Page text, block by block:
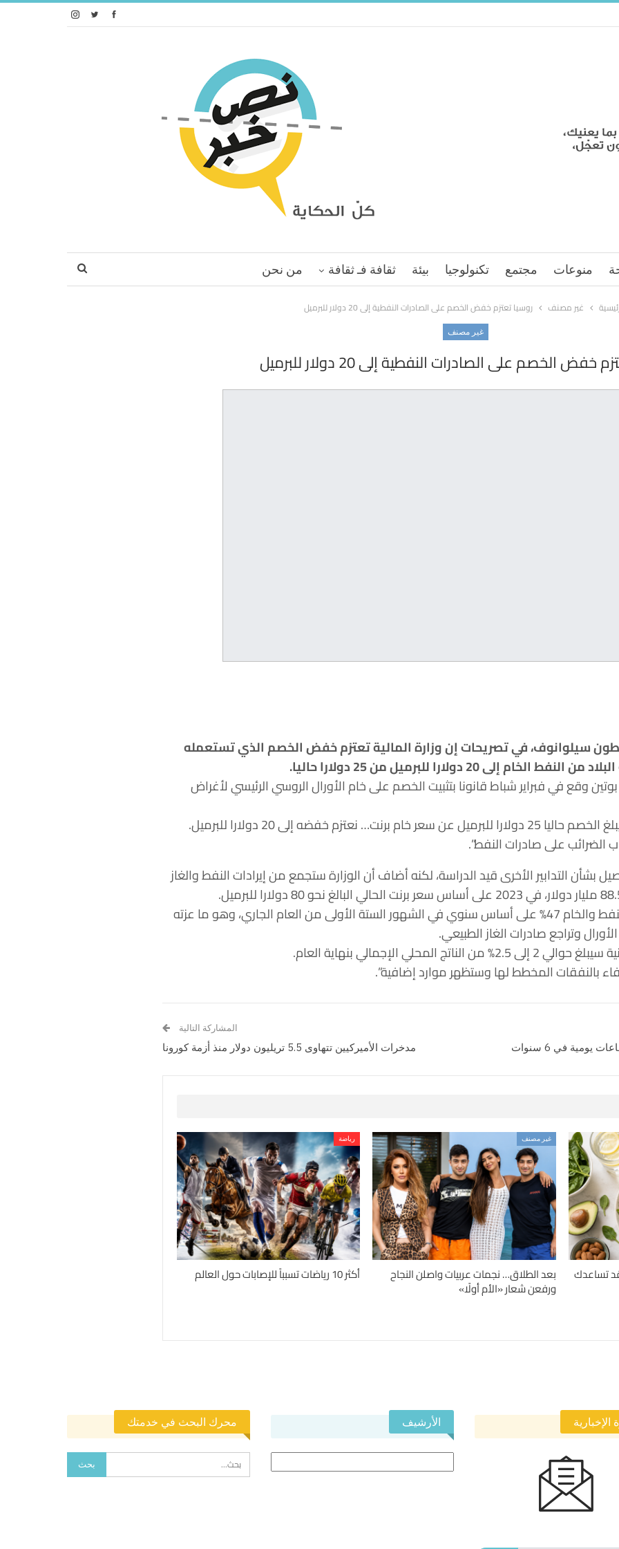
منوعات مجتمع تكنولوجيا بيئة ثقافة فـ ثقافة من نحن
غير مصنف روسيا تعتزم خفض الخصم على الصادرات النفطية إلى 20 دولار للبرميل
غير مصنف
خفض الخصم على الصادرات النفطية إلى 20 دولار للبرميل
سيلوانوف، في تصريحات إن وزارة المالية تعتزم خفض الخصم الذي تستعمله
إلى 20 دولارا للبرميل من 25 دولارا حاليا.
وقع في فبراير شباط قانونا بتثبيت الخصم على خام الأورال الروسي الرئيسي لأغراض
وقال سيلوانوف في مقابلة “يبلغ الخصم حاليا 25 دولارا للبرميل عن سعر خام برنت… نعتزم خفضه إلى 20 دولارا للبرميل.
الضرائب على صادرات النفط”.
بشأن التدابير الأخرى قيد الدراسة، لكنه أضاف أن الوزارة ستجمع من إيرادات النفط والغاز
وانخفضت إيرادات روسيا من النفط والخام 47% على أساس سنوي في الشهور الستة الأولى من العام الجاري، وهو ما عزته
وتراجع صادرات الغاز الطبيعي.
المحلي الإجمالي بنهاية العام.
بالنفقات المخطط لها وستظهر موارد إضافية”.
في 6 سنوات
المشاركة التالية
مدخرات الأميركيين تتهاوى 5.5 تريليون دولار منذ أزمة كورونا
4 حميات قد تساعدك
غير مصنف
بعد الطلاق… نجمات عربيات واصلن النجاح
ورفعن شعار «الأم أولًا»
رياضة
أكثر 10 رياضات تسبباً للإصابات حول العالم
الإخبارية الأرشيف محرك البحث في خدمتك